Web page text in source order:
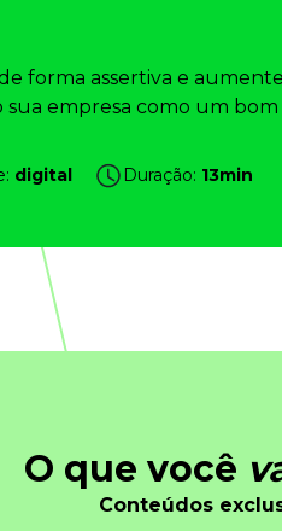
forma assertiva e aumente
sua empresa como um bom
digital Duração: 13min
O que você
Conteúdos